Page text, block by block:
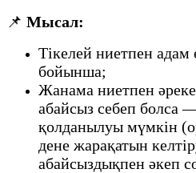
📌 Мысал:
Тікелей ниетпен
бойынша;
Жанама ниетпен
абайсыз себеп болса
қолданылуы мүмкін
дене жарақатын
абайсыздықпен әкеп